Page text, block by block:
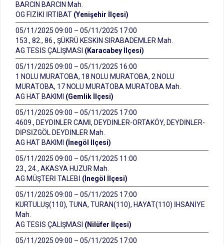
BARCIN BARCIN Mah.
OG FİZİKİ İRTİBAT (Yenişehir İlçesi)
05/11/2025 09:00 – 05/11/2025 17:00
153., 82., 86., ŞÜKRÜ KESKİN SIRABADEMLER Mah.
AG TESİS ÇALIŞMASI (Karacabey İlçesi)
05/11/2025 09:00 – 05/11/2025 16:00
1 NOLU MURATOBA, 18 NOLU MURATOBA, 2 NOLU
MURATOBA, 17 NOLU MURATOBA MURATOBA Mah.
AG HAT BAKIMI (Gemlik İlçesi)
05/11/2025 09:00 – 05/11/2025 17:00
4609., DEYDİNLER CAMİ, DEYDİNLER-ORTAKÖY, DEYDİNLER-
DİPSİZGÖL DEYDİNLER Mah.
AG HAT BAKIMI (İnegöl İlçesi)
05/11/2025 09:00 – 05/11/2025 11:00
23., 24., AKASYA HUZUR Mah.
AG MÜŞTERİ TALEBİ (İnegöl İlçesi)
05/11/2025 09:00 – 05/11/2025 17:00
KURTULUŞ(110), TUNA, TURAN(110), HAYAT(110) İHSANİYE
Mah.
AG TESİS ÇALIŞMASI (Nilüfer İlçesi)
05/11/2025 09:00 – 05/11/2025 17:00